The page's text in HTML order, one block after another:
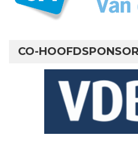
CO-HOOFDSPONSOR